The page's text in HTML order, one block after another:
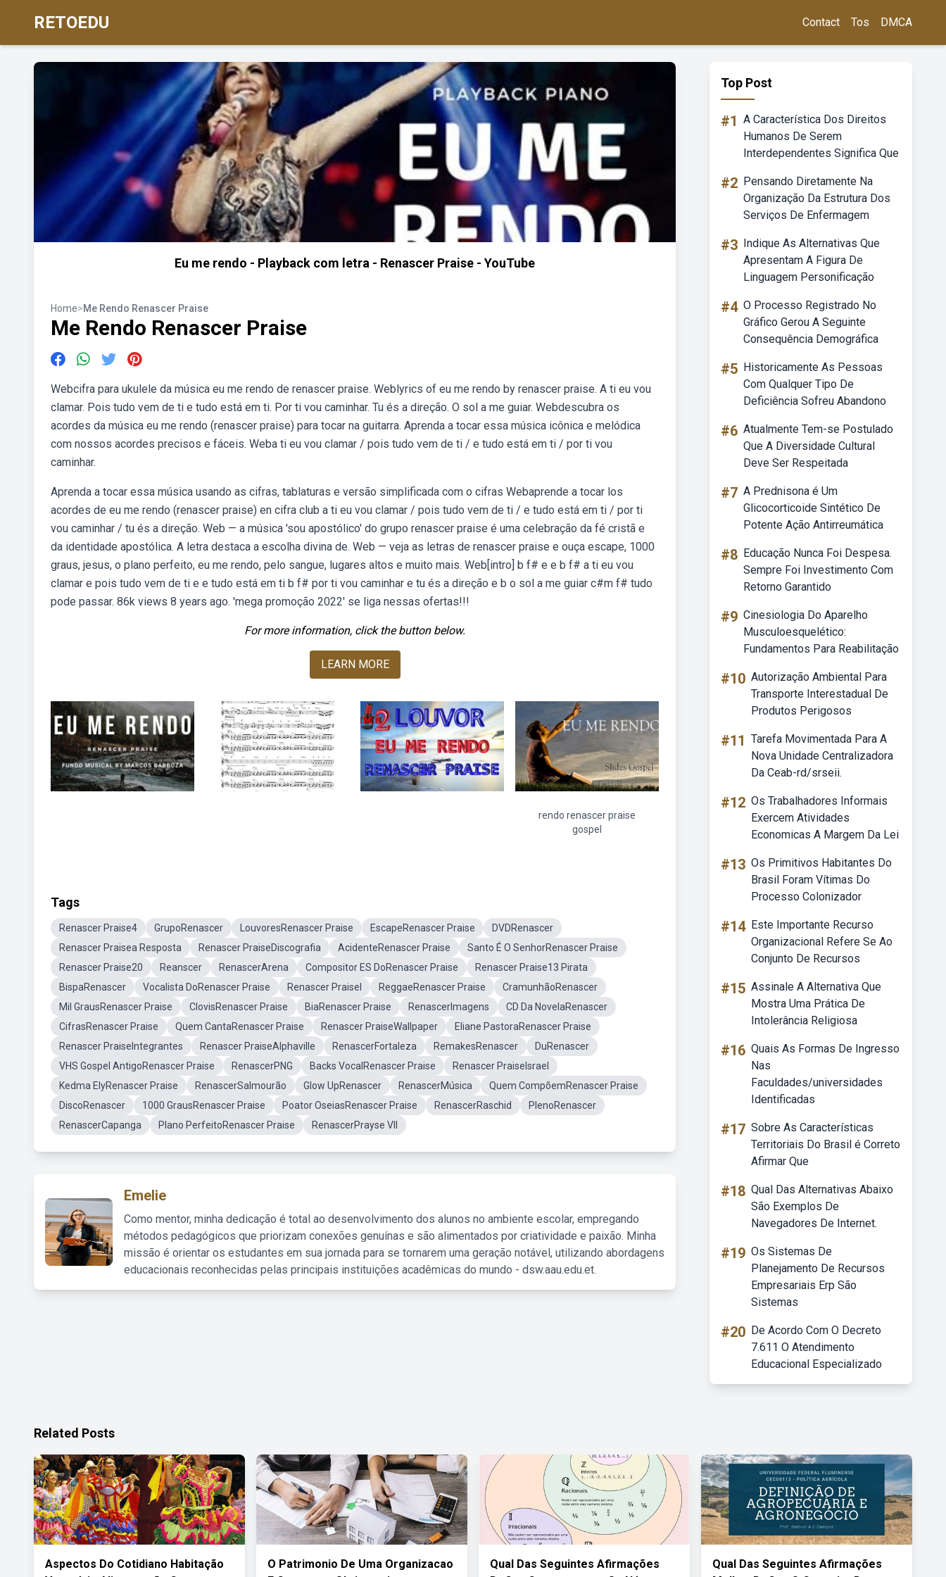
RETOEDU Contact Tos DMCA
Eu me rendo - Playback com letra - Renascer Praise - YouTube
Home>Me Rendo Renascer Praise
Me Rendo Renascer Praise
Webcifra para ukulele da música eu me rendo de renascer praise. Weblyrics of eu me rendo by renascer praise. A ti eu vou
clamar. Pois tudo vem de ti e tudo está em ti. Por ti vou caminhar. Tu és a direção. O sol a me guiar. Webdescubra os
acordes da música eu me rendo (renascer praise) para tocar na guitarra. Aprenda a tocar essa música icônica e melódica
com nossos acordes precisos e fáceis. Weba ti eu vou clamar / pois tudo vem de ti / e tudo está em ti / por ti vou
caminhar.
Aprenda a tocar essa música usando as cifras, tablaturas e versão simplificada com o cifras Webaprende a tocar los
acordes de eu me rendo (renascer praise) en cifra club a ti eu vou clamar / pois tudo vem de ti / e tudo está em ti / por ti
vou caminhar / tu és a direção. Web — a música 'sou apostólico' do grupo renascer praise é uma celebração da fé cristã e
da identidade apostólica. A letra destaca a escolha divina de. Web — veja as letras de renascer praise e ouça escape, 1000
graus, jesus, o plano perfeito, eu me rendo, pelo sangue, lugares altos e muito mais. Web[intro] b f# e e b f# a ti eu vou
clamar e pois tudo vem de ti e e tudo está em ti b f# por ti vou caminhar e tu és a direção e b o sol a me guiar c#m f# tudo
pode passar. 86k views 8 years ago. 'mega promoção 2022' se liga nessas ofertas!!!
For more information, click the button below.
LEARN MORE
rendo renascer praise
gospel
Tags
Renascer Praise4 GrupoRenascer LouvoresRenascer Praise EscapeRenascer Praise
DVDRenascer
Renascer Praisea Resposta
Renascer PraiseDiscografia AcidenteRenascer Praise
Santo É O SenhorRenascer Praise
Renascer Praise20
Reanscer RenascerArena Compositor ES DoRenascer Praise
Renascer Praise13 Pirata
BispaRenascer
Vocalista DoRenascer Praise Renascer PraiseI ReggaeRenascer Praise
CramunhãoRenascer
Mil GrausRenascer Praise
ClovisRenascer Praise BiaRenascer Praise RenascerImagens
CD Da NovelaRenascer
CifrasRenascer Praise
Quem CantaRenascer Praise Renascer PraiseWallpaper
Eliane PastoraRenascer Praise
Renascer PraiseIntegrantes
Renascer PraiseAlphaville RenascerFortaleza RemakesRenascer
DuRenascer
VHS Gospel AntigoRenascer Praise
RenascerPNG Backs VocalRenascer Praise
Renascer PraiseIsrael
Kedma ElyRenascer Praise
RenascerSalmourão Glow UpRenascer RenascerMúsica
Quem CompõemRenascer Praise
DiscoRenascer
1000 GrausRenascer Praise Poator OseiasRenascer Praise RenascerRaschid
PlenoRenascer
RenascerCapanga
Plano PerfeitoRenascer Praise RenascerPrayse Vll
Emelie
Como mentor, minha dedicação é total ao desenvolvimento dos alunos no ambiente escolar, empregando
métodos pedagógicos que priorizam conexões genuínas e são alimentados por criatividade e paixão. Minha
missão é orientar os estudantes em sua jornada para se tornarem uma geração notável, utilizando abordagens
educacionais reconhecidas pelas principais instituições acadêmicas do mundo - dsw.aau.edu.et.
Top Post
#1 A Característica Dos Direitos
Humanos De Serem
Interdependentes Significa Que
#2 Pensando Diretamente Na
Organização Da Estrutura Dos
Serviços De Enfermagem
#3 Indique As Alternativas Que
Apresentam A Figura De
Linguagem Personificação
#4 O Processo Registrado No
Gráfico Gerou A Seguinte
Consequência Demográfica
#5 Historicamente As Pessoas
Com Qualquer Tipo De
Deficiência Sofreu Abandono
#6 Atualmente Tem-se Postulado
Que A Diversidade Cultural
Deve Ser Respeitada
#7 A Prednisona é Um
Glicocorticoide Sintético De
Potente Ação Antirreumática
#8 Educação Nunca Foi Despesa.
Sempre Foi Investimento Com
Retorno Garantido
#9 Cinesiologia Do Aparelho
Musculoesquelético:
Fundamentos Para Reabilitação
#10 Autorização Ambiental Para
Transporte Interestadual De
Produtos Perigosos
#11 Tarefa Movimentada Para A
Nova Unidade Centralizadora
Da Ceab-rd/srseii.
#12 Os Trabalhadores Informais
Exercem Atividades
Economicas A Margem Da Lei
#13 Os Primitivos Habitantes Do
Brasil Foram Vítimas Do
Processo Colonizador
#14 Este Importante Recurso
Organizacional Refere Se Ao
Conjunto De Recursos
#15 Assinale A Alternativa Que
Mostra Uma Prática De
Intolerância Religiosa
#16 Quais As Formas De Ingresso
Nas
Faculdades/universidades
Identificadas
#17 Sobre As Características
Territoriais Do Brasil é Correto
Afirmar Que
#18 Qual Das Alternativas Abaixo
São Exemplos De
Navegadores De Internet.
#19 Os Sistemas De
Planejamento De Recursos
Empresariais Erp São
Sistemas
#20 De Acordo Com O Decreto
7.611 O Atendimento
Educacional Especializado
Related Posts
Aspectos Do Cotidiano Habitação
O Patrimonio De Uma Organizacao
Qual Das Seguintes Afirmações
Qual Das Seguintes Afirmações